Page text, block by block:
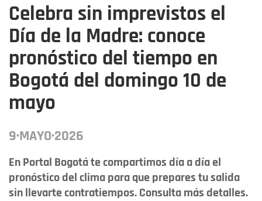
Celebra sin imprevistos el
Día de la Madre: conoce
pronóstico del tiempo en
Bogotá del domingo 10 de
mayo
9·MAYO·2026
En Portal Bogotá te compartimos día a día el
pronóstico del clima para que prepares tu salida
sin llevarte contratiempos. Consulta más detalles.